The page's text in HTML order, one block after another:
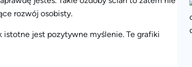
rozwój osobisty.
jest pozytywne myślenie. Te grafiki